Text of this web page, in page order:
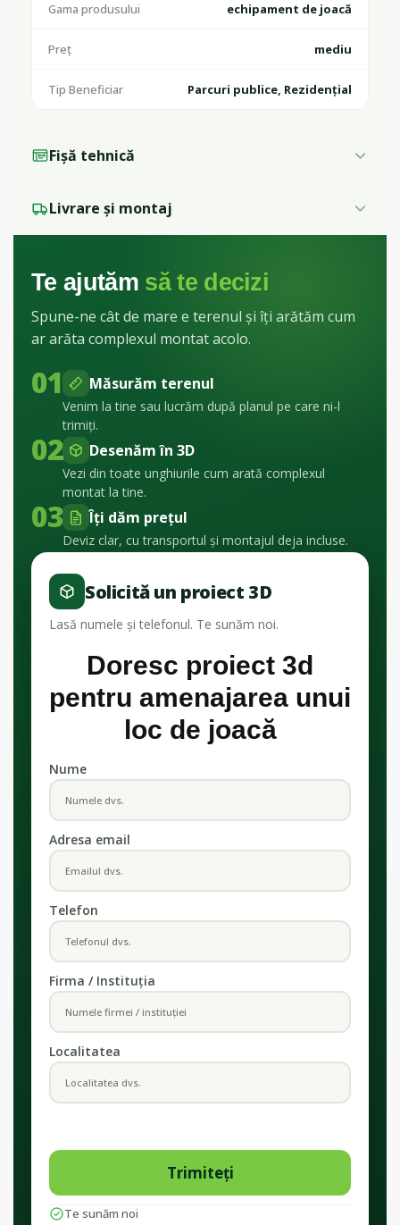
Gama produsului echipament de joacă
Preț mediu
Tip Beneficiar Parcuri publice, Rezidențial
Fișă tehnică
Livrare și montaj
Te ajutăm să te decizi
Spune-ne cât de mare e terenul și îți arătăm cum
ar arăta complexul montat acolo.
01 Măsurăm terenul
Venim la tine sau lucrăm după planul pe care ni-l
trimiți.
02 Desenăm în 3D
Vezi din toate unghiurile cum arată complexul
montat la tine.
03 Îți dăm prețul
Deviz clar, cu transportul și montajul deja incluse.
Solicită un proiect 3D
Lasă numele și telefonul. Te sunăm noi.
Doresc proiect 3d
pentru amenajarea unui
loc de joacă
Nume
Adresa email
Telefon
Firma / Instituția
Localitatea
Te sunăm noi